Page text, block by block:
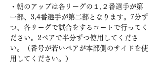
・朝のアップは各リーグの１,２番選手が第
一部、3,4番選手が第二部となります。7分ず
つ、各リーグで試合をするコートで行ってく
ださい。2ペアで半分ずつ使用してくださ
い。（番号が若いペアが本部側のサイドを使
用してください。）